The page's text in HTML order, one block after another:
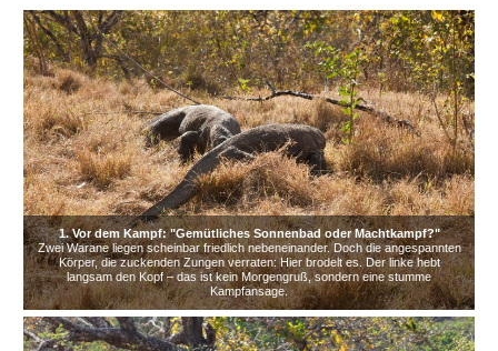
1. Vor dem Kampf: "Gemütliches Sonnenbad oder Machtkampf?"
Zwei Warane liegen scheinbar friedlich nebeneinander. Doch die angespannten
Körper, die zuckenden Zungen verraten: Hier brodelt es. Der linke hebt
langsam den Kopf – das ist kein Morgengruß, sondern eine stumme
Kampfansage.